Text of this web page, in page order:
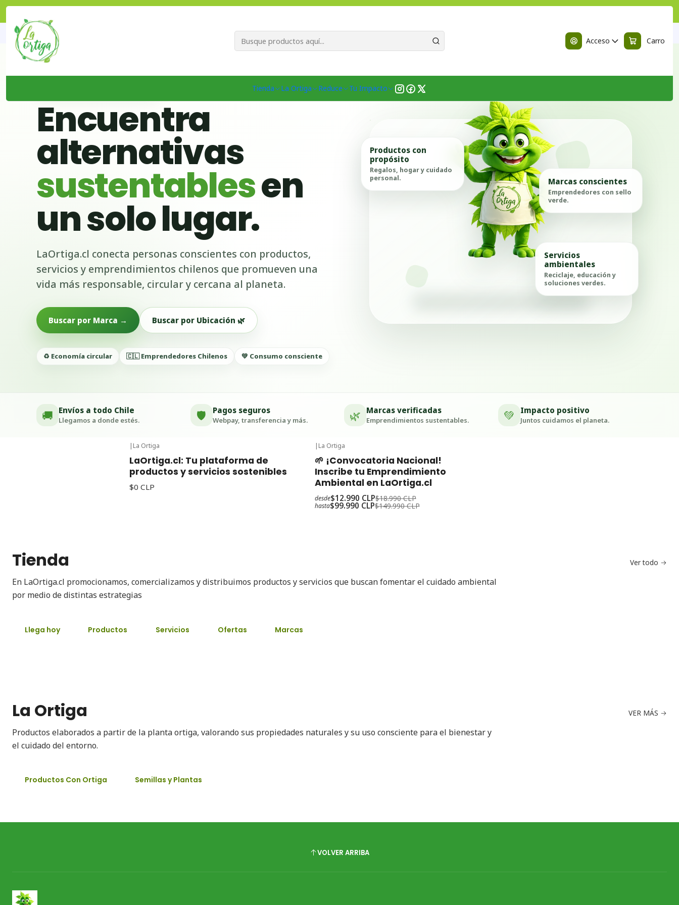
Acceso Carro
Tienda La Ortiga Reduce Tu Impacto
Inicio Ubicación Emprendedores Región de los Lagos Osorno
Encuentra
alternativas
sustentablesen
un solo lugar.
LaOrtiga.cl conecta personas conscientes con productos,
servicios y emprendimientos chilenos que promueven una
vida más responsable, circular y cercana al planeta.
Buscar por Marca → Buscar por Ubicación 🌿
♻️ Economía circular 🇨🇱 Emprendedores Chilenos 💚 Consumo consciente
Productos con
propósito
Regalos, hogar y cuidado
personal.
Marcas conscientes
Emprendedores con sello
verde.
Servicios
ambientales
Reciclaje, educación y
soluciones verdes.
🚚 Envíos a todo Chile
Llegamos a donde estés. 🛡️ Pagos seguros
Webpay, transferencia y más. 🌿 Marcas verificadas
Emprendimientos sustentables. 💚 Impacto positivo
Juntos cuidamos el planeta.
| La Ortiga
LaOrtiga.cl: Tu plataforma de
productos y servicios sostenibles
$0 CLP
| La Ortiga
🌱 ¡Convocatoria Nacional!
Inscribe tu Emprendimiento
Ambiental en LaOrtiga.cl
desde$12.990 CLP$18.990 CLP
hasta$99.990 CLP$149.990 CLP
Tienda
En LaOrtiga.cl promocionamos, comercializamos y distribuimos productos y servicios que buscan fomentar el cuidado ambiental
por medio de distintas estrategias
Ver todo
Llega hoy Productos Servicios Ofertas Marcas
La Ortiga
Productos elaborados a partir de la planta ortiga, valorando sus propiedades naturales y su uso consciente para el bienestar y
el cuidado del entorno.
VER MÁS
Productos Con Ortiga Semillas y Plantas
VOLVER ARRIBA